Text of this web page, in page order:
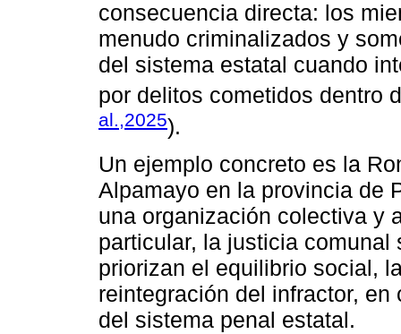
consecuencia directa: los
menudo criminalizados y
del sistema estatal cuando
por delitos cometidos dentro
al.,2025).
Un ejemplo concreto es la
Alpamayo en la provincia de
una organización colectiva y
particular, la justicia
priorizan el equilibrio social,
reintegración del infractor,
del sistema penal estatal.